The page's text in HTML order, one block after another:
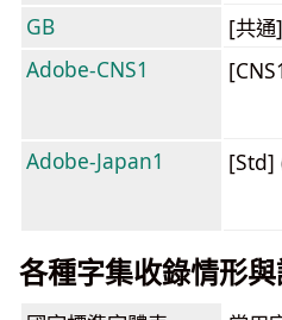
GB
[共通]
Adobe-CNS1
Adobe-Japan1 [Std]
各種字集收錄情形